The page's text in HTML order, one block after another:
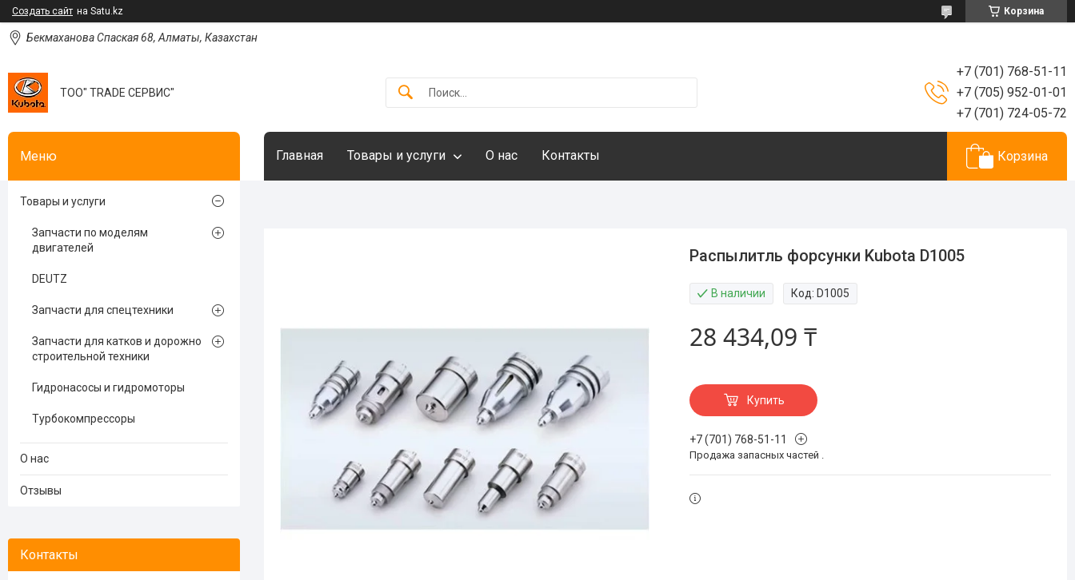
Создать сайт на Satu.kz Корзина
Бекмаханова Спаская 68, Алматы, Казахстан
ТОО" TRADE СЕРВИС"
+7 (701) 768-51-11
+7 (705) 952-01-01
+7 (701) 724-05-72
Главная Товары и услуги О нас Контакты Корзина
Распылитль форсунки Kubota D1005
В наличии Код: D1005
28 434,09 ₸
Купить
+7 (701) 768-51-11
Продажа запасных частей .
Товары и услуги
Запчасти по моделям
двигателей
DEUTZ
Запчасти для спецтехники
Запчасти для катков и дорожно
строительной техники
Гидронасосы и гидромоторы
Турбокомпрессоры
О нас
Отзывы